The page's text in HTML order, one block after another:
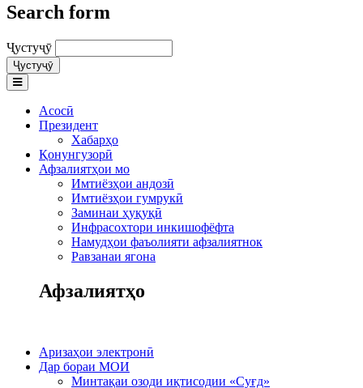
Search form
Ҷустуҷӯ
Асосӣ
Президент
Хабарҳо
Қонунгузорӣ
Афзалиятҳои мо
Имтиёзҳои андозӣ
Имтиёзҳои гумрукӣ
Заминаи ҳуқуқӣ
Инфрасохтори инкишофёфта
Намудҳои фаъолияти афзалиятнок
Равзанаи ягона
Афзалиятҳо
Аризаҳои электронӣ
Дар бораи МОИ
Минтақаи озоди иқтисодии «Суғд»